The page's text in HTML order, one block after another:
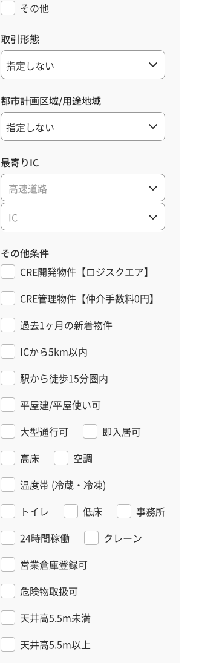
その他
取引形態
都市計画区域/用途地域
最寄りIC
高速道路
IC
その他条件
CRE開発物件【ロジスクエア】
CRE管理物件【仲介手数料0円】
過去1ヶ月の新着物件
ICから5km以内
駅から徒歩15分圏内
平屋建/平屋使い可
大型通行可
即入居可
高床
空調
温度帯 (冷蔵・冷凍)
トイレ
低床
事務所
24時間稼働
クレーン
営業倉庫登録可
危険物取扱可
天井高5.5m未満
天井高5.5m以上